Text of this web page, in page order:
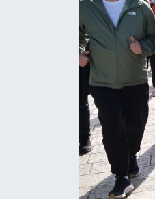
Resmi İlanlar